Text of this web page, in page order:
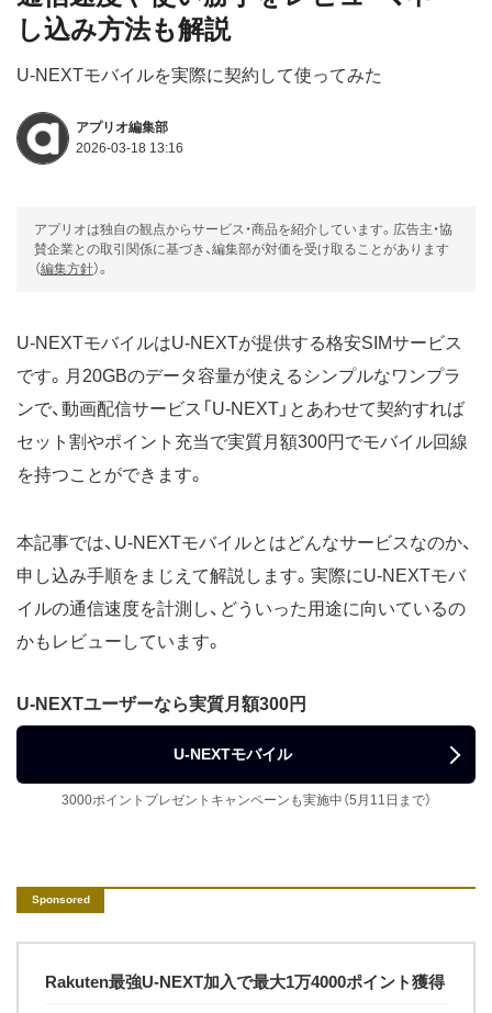
し込み方法も解説
U-NEXTモバイルを実際に契約して使ってみた
アプリオ編集部
2026-03-18 13:16
アプリオは独自の観点からサービス・商品を紹介しています。広告主・協
賛企業との取引関係に基づき、編集部が対価を受け取ることがあります
（編集方針）。
U-NEXTモバイルはU-NEXTが提供する格安SIMサービス
です。月20GBのデータ容量が使えるシンプルなワンプラ
ンで、動画配信サービス「U-NEXT」とあわせて契約すれば
セット割やポイント充当で実質月額300円でモバイル回線
を持つことができます。
本記事では、U-NEXTモバイルとはどんなサービスなのか、
申し込み手順をまじえて解説します。実際にU-NEXTモバ
イルの通信速度を計測し、どういった用途に向いているの
かもレビューしています。
U-NEXTユーザーなら実質月額300円
U-NEXTモバイル
3000ポイントプレゼントキャンペーンも実施中（5月11日まで）
Rakuten最強U-NEXT加入で最大1万4000ポイント獲得